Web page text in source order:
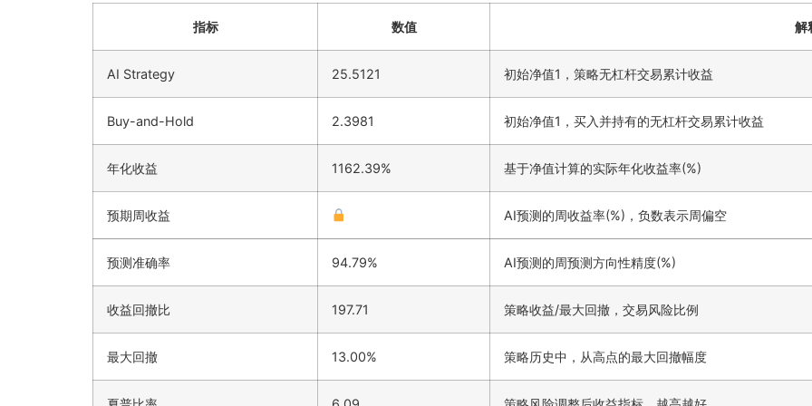
指标 数值 解
AI Strategy 25.5121 初始净值1，策略无杠杆交易累计收益
Buy-and-Hold 2.3981 初始净值1，买入并持有的无杠杆交易累计收益
年化收益 1162.39% 基于净值计算的实际年化收益率(%)
预期周收益 AI预测的周收益率(%)，负数表示周偏空
预测准确率 94.79% AI预测的周预测方向性精度(%)
收益回撤比 197.71 策略收益/最大回撤，交易风险比例
最大回撤 13.00% 策略历史中，从高点的最大回撤幅度